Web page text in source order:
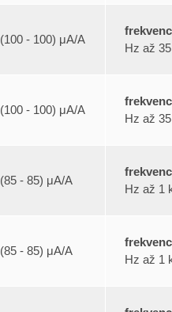
(100 - 100) μA/A
Hz až
(100 - 100) μA/A
Hz až
(85 - 85) μA/A
Hz až 1
(85 - 85) μA/A
Hz až 1